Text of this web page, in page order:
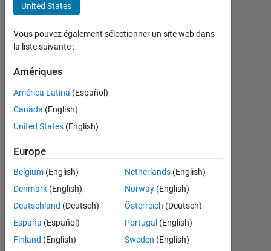
an il
|
Actif
2023
Followers:
0
United States
Vous pouvez également sélectionner un site web dans
la liste suivante :
Amériques
América Latina (Español)
Canada (English)
United States (English)
Europe
Belgium (English)
Denmark (English)
Deutschland (Deutsch)
España (Español)
Finland (English)
Netherlands(English)
Norway(English)
Österreich (Deutsch)
Portugal (English)
Sweden (English)